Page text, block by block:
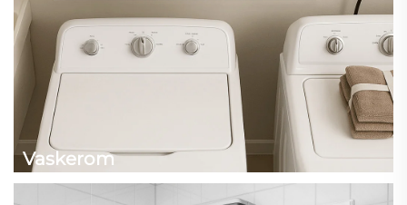
Vaskerom